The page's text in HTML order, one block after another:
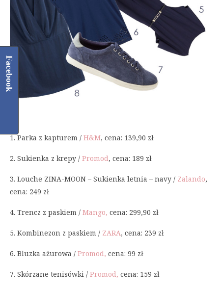
1. Parka z kapturem / H&M, cena: 139,90 zł
2. Sukienka z krepy / Promod, cena: 189 zł
3. Louche ZINA-MOON – Sukienka letnia – navy / Zalando,
cena: 249 zł
4. Trencz z paskiem / Mango, cena: 299,90 zł
5. Kombinezon z paskiem / ZARA, cena: 239 zł
6. Bluzka ażurowa / Promod, cena: 99 zł
7. Skórzane tenisówki / Promod, cena: 159 zł
Facebook